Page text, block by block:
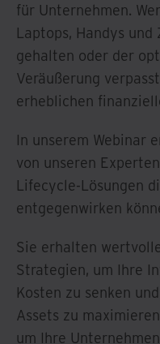
für Unternehmen.
Laptops, Handys
gehalten oder der
Veräußerung
erheblichen
In unserem Webinar
von unseren
Lifecycle-Lösungen
entgegenwirken
Sie erhalten
Strategien, um Ihre
Kosten zu senken
Assets zu
um Ihre